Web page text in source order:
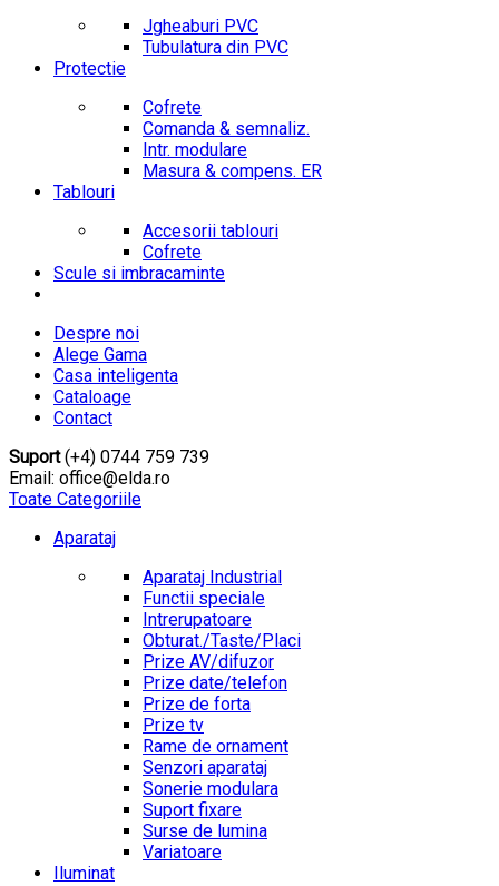
Jgheaburi PVC
Tubulatura din PVC
Protectie
Cofrete
Comanda & semnaliz.
Intr. modulare
Masura & compens. ER
Tablouri
Accesorii tablouri
Cofrete
Scule si imbracaminte
Despre noi
Alege Gama
Casa inteligenta
Cataloage
Contact
Suport(+4) 0744 759 739
Email: office@elda.ro
Toate Categoriile
Aparataj
Aparataj Industrial
Functii speciale
Intrerupatoare
Obturat./Taste/Placi
Prize AV/difuzor
Prize date/telefon
Prize de forta
Prize tv
Rame de ornament
Senzori aparataj
Sonerie modulara
Suport fixare
Surse de lumina
Variatoare
Iluminat